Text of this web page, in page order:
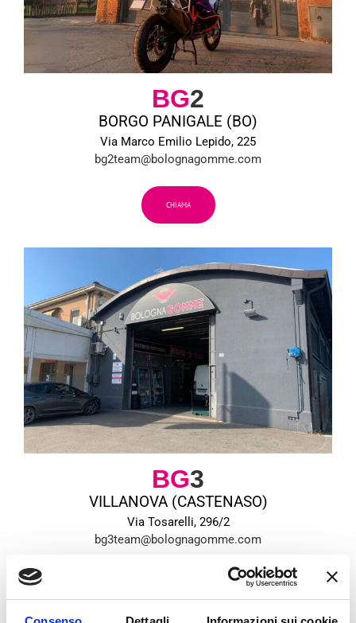
BG2
BORGO PANIGALE (BO)
Via Marco Emilio Lepido, 225
bg2team@bolognagomme.com
CHIAMA
BG3
VILLANOVA (CASTENASO)
Via Tosarelli, 296/2
bg3team@bolognagomme.com